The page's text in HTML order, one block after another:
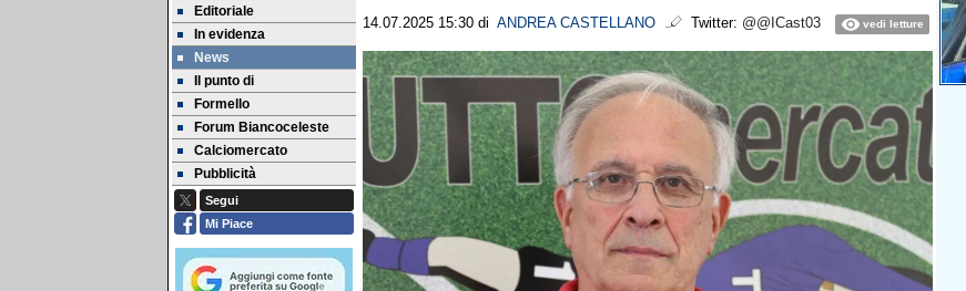
Editoriale
In evidenza
News
Il punto di
Formello
Forum Biancoceleste
Calciomercato
Pubblicità
Segui
Mi Piace
14.07.2025 15:30 di ANDREA CASTELLANO Twitter: @@ICast03 vedi letture